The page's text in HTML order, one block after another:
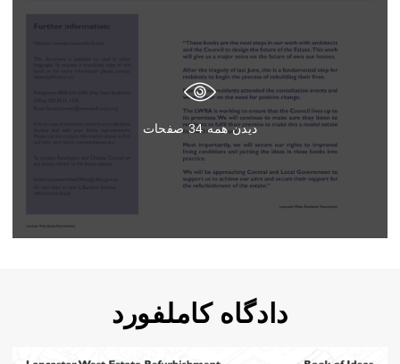
دیدن همه 34 صفحات
دادگاه کاملفورد